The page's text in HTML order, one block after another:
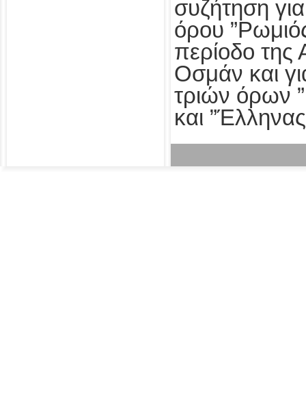
συζήτηση
όρου
περίοδο της
Οσμάν και
τριών όρων
και